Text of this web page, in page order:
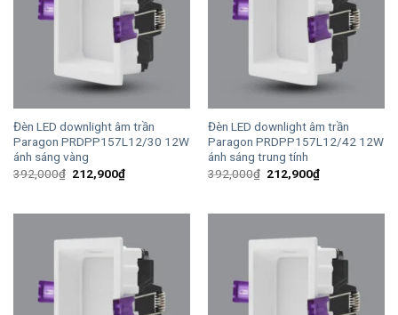
Đèn LED downlight âm trần
Paragon PRDPP157L12/30 12W
ánh sáng vàng
392,000₫ Giá
212,900₫Giá
hiện
Đèn LED downlight âm trần
Paragon PRDPP157L12/42 12W
ánh sáng trung tính
392,000₫ Giá
212,900₫Giá
hiện